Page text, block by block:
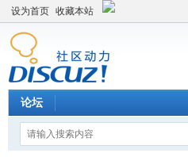
设为首页 收藏本站
论坛